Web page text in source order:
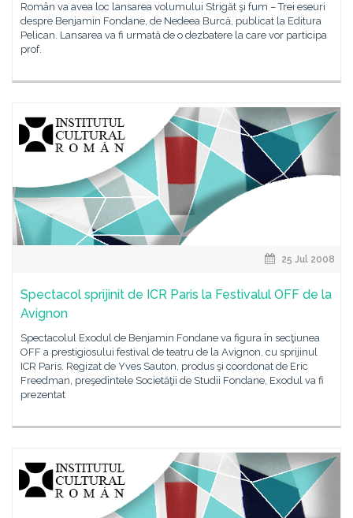
Român va avea loc lansarea volumului Strigăt şi fum – Trei eseuri
despre Benjamin Fondane, de Nedeea Burcă, publicat la Editura
Pelican. Lansarea va fi urmată de o dezbatere la care vor participa
prof.
25 Jul 2008
Spectacol sprijinit de ICR Paris la Festivalul OFF de la
Avignon
Spectacolul Exodul de Benjamin Fondane va figura în secţiunea
OFF a prestigiosului festival de teatru de la Avignon, cu sprijinul
ICR Paris. Regizat de Yves Sauton, produs şi coordonat de Eric
Freedman, preşedintele Societăţii de Studii Fondane, Exodul va fi
prezentat